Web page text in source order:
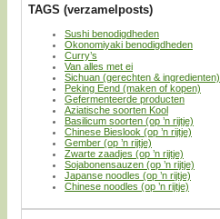
TAGS (verzamelposts)
Sushi benodigdheden
Okonomiyaki benodigdheden
Curry’s
Van alles met ei
Sichuan (gerechten & ingredienten)
Peking Eend (maken of kopen)
Gefermenteerde producten
Aziatische soorten Kool
Basilicum soorten (op ’n rijtje)
Chinese Bieslook (op ’n rijtje)
Gember (op ’n rijtje)
Zwarte zaadjes (op ’n rijtje)
Sojabonensauzen (op ’n rijtje)
Japanse noodles (op ’n rijtje)
Chinese noodles (op ’n rijtje)